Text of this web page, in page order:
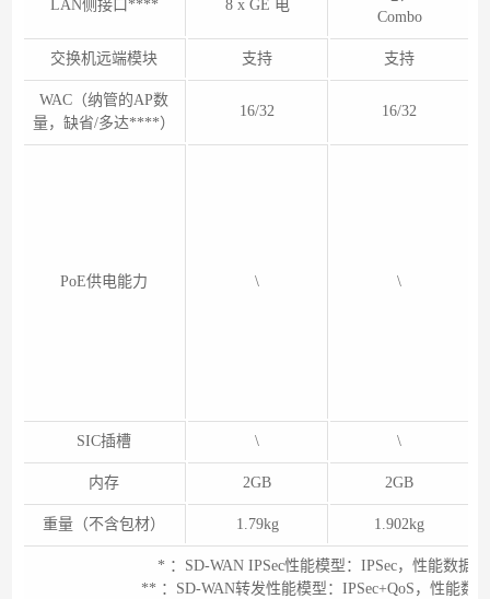
LAN侧接口**** 8 x GE 电
Combo
交换机远端模块 支持 支持
WAC（纳管的AP数
量，缺省/多达****）
16/32 16/32
PoE供电能力 \ \
SIC插槽 \ \
内存 2GB 2GB
重量（不含包材） 1.79kg 1.902kg
* ：SD-WAN IPSec性能模型：IPSec，性能数据
** ：SD-WAN转发性能模型：IPSec+QoS，性能数